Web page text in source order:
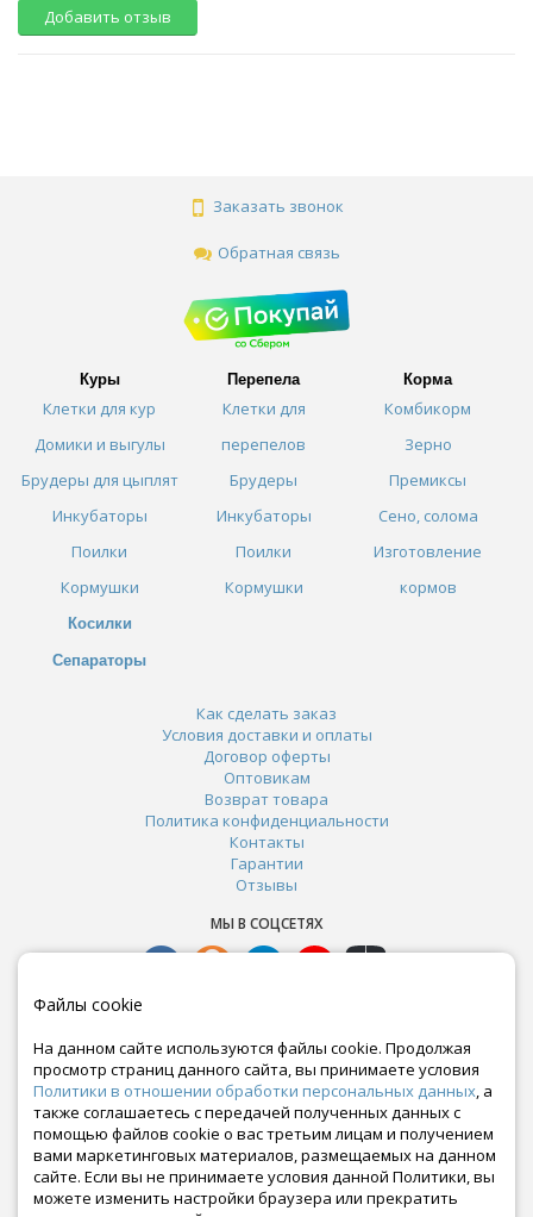
Добавить отзыв
Заказать звонок
Обратная связь
Куры
Клетки для кур
Домики и выгулы
Брудеры для цыплят
Инкубаторы
Поилки
Кормушки
Косилки
Сепараторы
Перепела
Клетки для
перепелов
Брудеры
Инкубаторы
Поилки
Кормушки
Корма
Комбикорм
Зерно
Премиксы
Сено, солома
Изготовление
кормов
Как сделать заказ
Условия доставки и оплаты
Договор оферты
Оптовикам
Возврат товара
Политика конфиденциальности
Контакты
Гарантии
Отзывы
МЫ В СОЦСЕТЯХ
Почта:
crazy-ferma@yandex.ru
Файлы cookie
На данном сайте используются файлы cookie. Продолжая
просмотр страниц данного сайта, вы принимаете условия
Политики в отношении обработки персональных данных, а
также соглашаетесь с передачей полученных данных с
помощью файлов cookie о вас третьим лицам и получением
вами маркетинговых материалов, размещаемых на данном
сайте. Если вы не принимаете условия данной Политики, вы
можете изменить настройки браузера или прекратить